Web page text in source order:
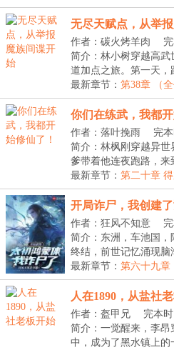
无尽天赋点，从举
作者：碳火烤羊肉
简介：林小树穿越高
道加点之旅。第一天，
反...
最新章节： 第38章 （全
你们在练武，我都开
作者：落叶挽雨
完
简介：林枫刚穿越异
爹带着他连夜跑路，
下...
最新章节： 第二十章 得
开局诈尸，我创建了
作者：狂风不知意
简介：东洲，车池国
终结，前世记忆涌现
装...
最新章节： 第六十九章
人在1890，从盐社
作者：盔甲兄
完本
简介：一觉醒来，李
中，成为了黑水镇上